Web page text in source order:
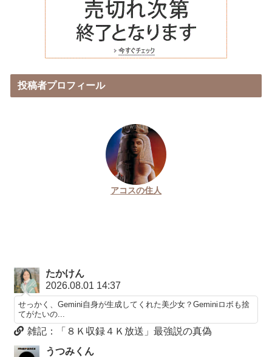
投稿者プロフィール
アコスの住人
たかけん
2026.08.01 14:37
せっかく、Gemini自身が生成してくれた美少女？Geminiロボも捨
てがたいの...
雑記：「８Ｋ収録４Ｋ放送」最強説の真偽
うつみくん